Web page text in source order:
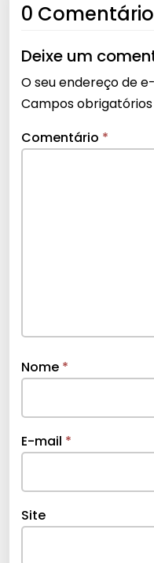
0
Deixe um
O seu endereço de
Campos
Comentário *
Nome *
E-mail *
Site